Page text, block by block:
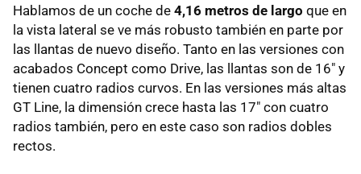
Hablamos de un coche de 4,16 metros de largo que en
la vista lateral se ve más robusto también en parte por
las llantas de nuevo diseño. Tanto en las versiones con
acabados Concept como Drive, las llantas son de 16" y
tienen cuatro radios curvos. En las versiones más altas
GT Line, la dimensión crece hasta las 17" con cuatro
radios también, pero en este caso son radios dobles
rectos.